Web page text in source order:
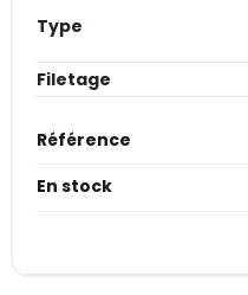
Type
Filetage
Référence
En stock